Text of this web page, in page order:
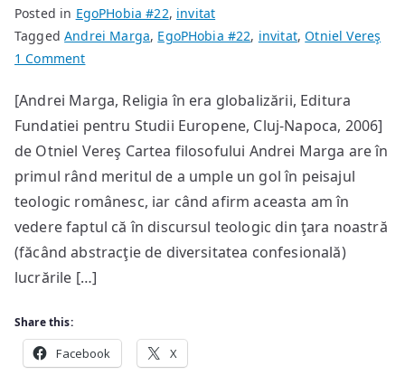
Posted in EgoPHobia #22, invitat
TaggedAndrei Marga, EgoPHobia #22, invitat,Otniel Vereş
1 Commenton
religiei
în
noul
mileniu
[Andrei Marga, Religia în era globalizării, Editura
Fundatiei pentru Studii Europene, Cluj-Napoca, 2006]
de Otniel Vereş Cartea filosofului Andrei Marga are în
primul rând meritul de a umple un gol în peisajul
teologic românesc, iar când afirm aceasta am în
vedere faptul că în discursul teologic din ţara noastră
(făcând abstracţie de diversitatea confesională)
lucrările […]
Share this:
Facebook X